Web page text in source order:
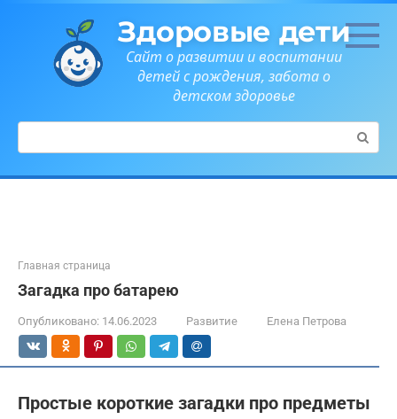
Здоровые дети
Сайт о развитии и воспитании
детей с рождения, забота о
детском здоровье
Поиск:
Главная страница
Загадка про батарею
Опубликовано: 14.06.2023 Развитие Елена Петрова
Простые короткие загадки про предметы